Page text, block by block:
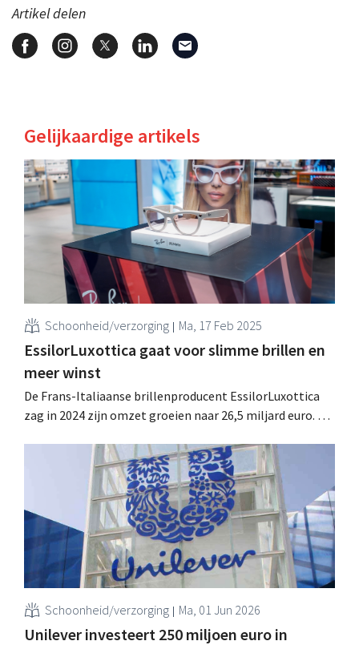
Artikel delen
Gelijkaardige artikels
Schoonheid/verzorging Ma, 17 Feb 2025
EssilorLuxottica gaat voor slimme brillen en
meer winst
De Frans-Italiaanse brillenproducent EssilorLuxottica
zag in 2024 zijn omzet groeien naar 26,5 miljard euro. De
slimme brillen was een belangrijke groeimotor. .
Schoonheid/verzorging Ma, 01 Jun 2026
Unilever investeert 250 miljoen euro in